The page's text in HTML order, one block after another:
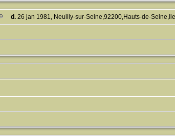
d. 26 jan 1981, Neuilly-sur-Seine,92200,Hauts-de-